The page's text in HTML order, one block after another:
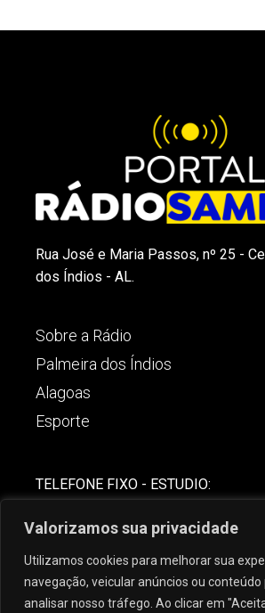
Valorizamos sua privacidade
Utilizamos cookies para melhorar sua
navegação, veicular anúncios ou
analisar nosso tráfego. Ao clicar em
Rua José e Maria Passos, nº 25 -
dos Índios - AL.
Sobre a Rádio
Palmeira dos Índios
Alagoas
Esporte
TELEFONE FIXO - ESTUDIO:
(82) 99621-8806